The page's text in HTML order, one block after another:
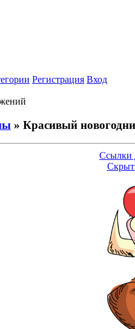
Регистрация Вход
» Красивый
Ссылки